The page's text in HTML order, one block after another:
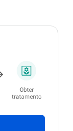
Obter
tratamento